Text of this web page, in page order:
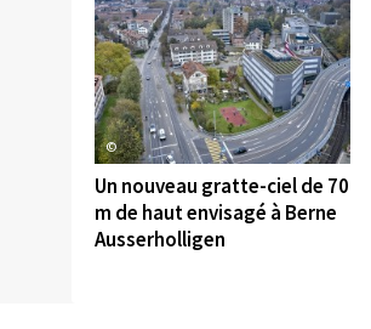
©
Un nouveau gratte-ciel de 70
m de haut envisagé à Berne
Ausserholligen